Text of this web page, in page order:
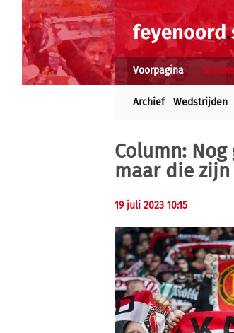
Voorpagina
Archief Wedstrijden
Column: Nog
maar die
19 juli 2023 10:15